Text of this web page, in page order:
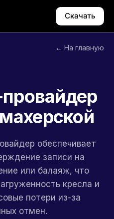
Скачать
← На главную
обеспечивает
записи на
или балаяж, что
кресла и
потери из-за
отмен.